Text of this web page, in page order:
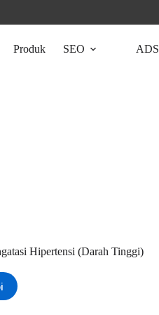
Produk SEO ADS
Hipertensi (Darah Tinggi)